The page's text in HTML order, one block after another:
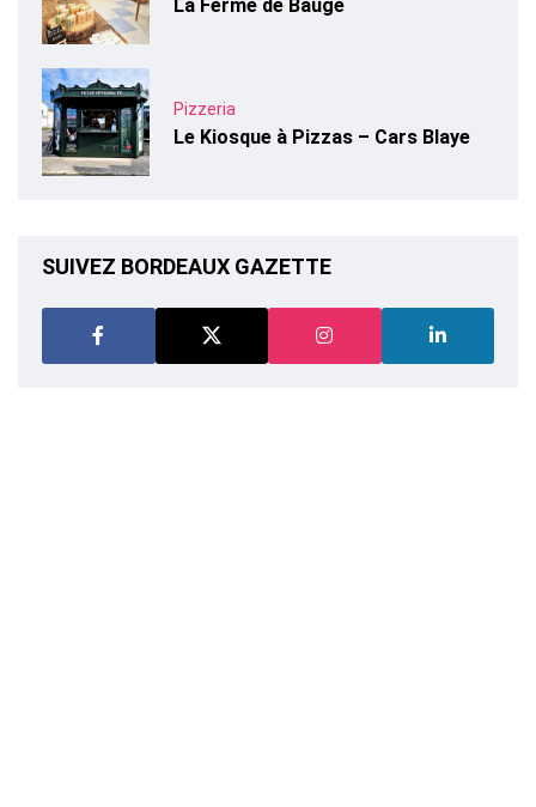
La Ferme de Baugé
Pizzeria
Le Kiosque à Pizzas – Cars Blaye
SUIVEZ BORDEAUX GAZETTE